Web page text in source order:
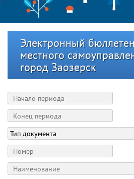
Электронный
местного
город Заозерск